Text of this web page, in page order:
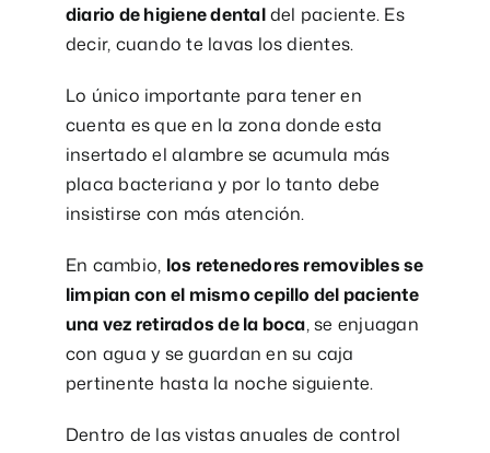
diario de higiene dentaldel paciente. Es
decir, cuando te lavas los dientes.
Lo único importante para tener en
cuenta es que en la zona donde esta
insertado el alambre se acumula más
placa bacteriana y por lo tanto debe
insistirse con más atención.
En cambio, los retenedores removibles se
limpian con el mismo cepillo del paciente
una vez retirados de la boca, se enjuagan
con agua y se guardan en su caja
pertinente hasta la noche siguiente.
Dentro de las vistas anuales de control